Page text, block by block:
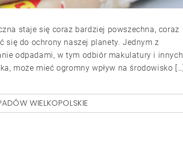
staje się coraz bardziej powszechna, coraz
się do ochrony naszej planety. Jednym z
odpadami, w tym odbiór makulatury i innych
może mieć ogromny wpływ na środowisko […]
WIELKOPOLSKIE